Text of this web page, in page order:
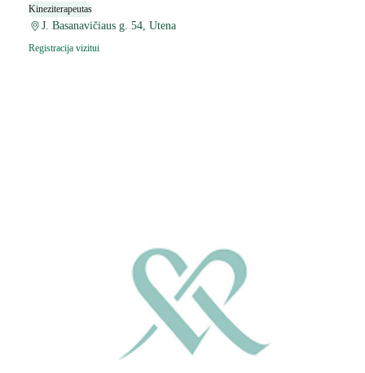
Kineziterapeutas
J. Basanavičiaus g. 54, Utena
Registracija vizitui